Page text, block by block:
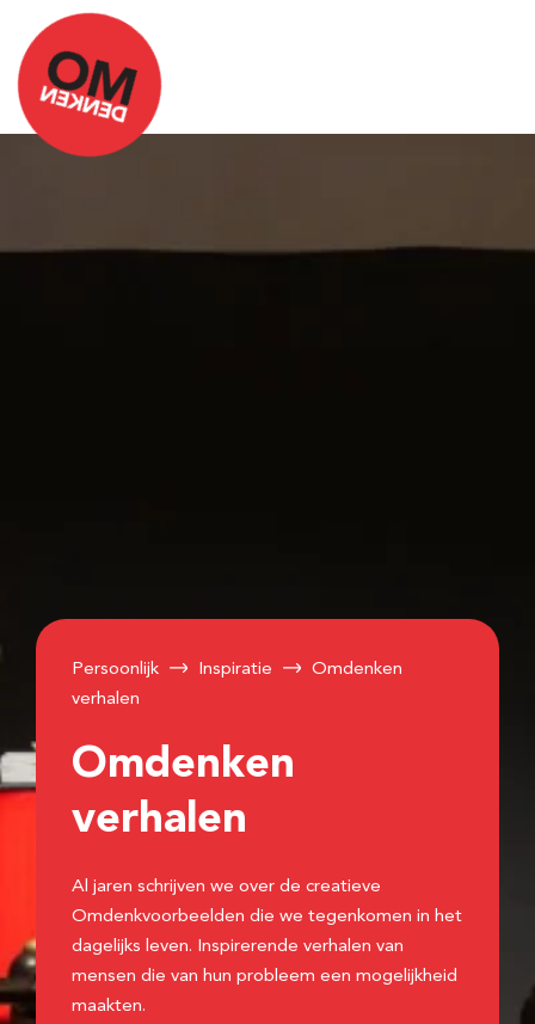
Persoonlijk Inspiratie
Omdenken
verhalen
Omdenken
verhalen
Al jaren schrijven we over de creatieve
Omdenkvoorbeelden die we tegenkomen in het
dagelijks leven. Inspirerende verhalen van
mensen die van hun probleem een mogelijkheid
maakten.